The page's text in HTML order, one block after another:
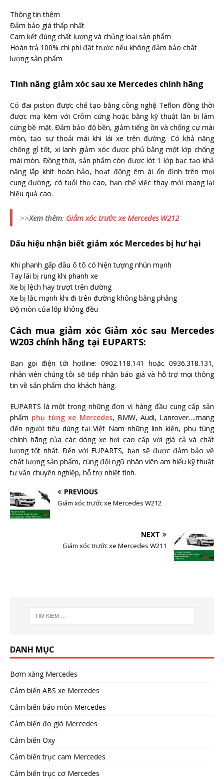
Thông tin thêm
Đảm bảo giá thấp nhất
Cam kết đúng chất lượng và chủng loại sản phẩm
Hoàn trả 100% chi phí đặt trước nếu không đảm bảo chất
lượng sản phẩm
Tính năng giảm xóc sau xe Mercedes chính hãng
Có đai piston được chế tạo bằng công nghệ Teflon đồng thời
được mạ kẽm với Crôm cứng hoặc bằng kỹ thuật lăn bi làm
cứng bề mặt. Đảm bảo độ bền, giảm tiếng ồn và chống cự mài
mòn, tạo sự thoải mái khi lái xe trên đường. Có khả năng
chống gỉ tốt, xi lanh giảm xóc được phủ bằng một lớp chống
mài mòn. Đồng thời, sản phẩm còn được lót 1 lớp bạc tạo khả
năng lắp khít hoàn hảo, hoạt động êm ái ổn định trên mọi
cung đường, có tuổi thọ cao, hạn chế việc thay mới mang lại
hiệu quả cao.
>>Xem thêm: Giảm xóc trước xe Mercedes W212
Dấu hiệu nhận biết giảm xóc Mercedes bị hư hại
Khi phanh gấp đầu ô tô có hiện tượng nhún mạnh
Tay lái bị rung khi phanh xe
Xe bị lệch hay trượt trên đường
Xe bị lắc mạnh khi đi trên đường không bằng phẳng
Độ mòn của lốp không đều
Cách mua giảm xóc Giảm xóc sau Mercedes
W203 chính hãng tại EUPARTS:
Bạn gọi điện tới hotline: 0902.118.141 hoặc 0936.318.131,
nhân viên chúng tôi sẽ tiếp nhận báo giá và hỗ trợ mọi thông
tin về sản phẩm cho khách hàng.
EUPARTS là một trong những đơn vị hàng đầu cung cấp sản
phẩm phụ tùng xe Mercedes, BMW, Audi, Lanrover….mang
đến người tiêu dùng tại Việt Nam những linh kiện, phụ tùng
chính hãng của các dòng xe hơi cao cấp với giá cả và chất
lượng tốt nhất. Đến với EUPARTS, bạn sẽ được đảm bảo về
chất lượng sản phẩm, cùng đội ngũ nhân viên am hiểu kỹ thuật
tư vấn chuyên nghiệp, hỗ trợ nhiệt tình.
PREVIOUS
Giảm xóc trước xe Mercedes W212
NEXT
Giảm xóc trước xe Mercedes W211
DANH MỤC
Bơm xăng Mercedes
Cảm biến ABS xe Mercedes
Cảm biến báo mòn Mercedes
Cảm biến đo gió Mercedes
Cảm biến Oxy
Cảm biến trục cam Mercedes
Cảm biến trục cơ Mercedes